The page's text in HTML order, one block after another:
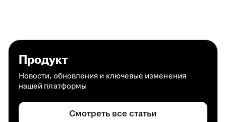
Продукт
Новости, обновления и ключевые изменения
нашей платформы
Смотреть все статьи